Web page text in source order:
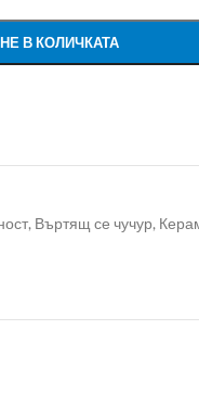
В КОЛИЧКАТА
, Въртящ се чучур,